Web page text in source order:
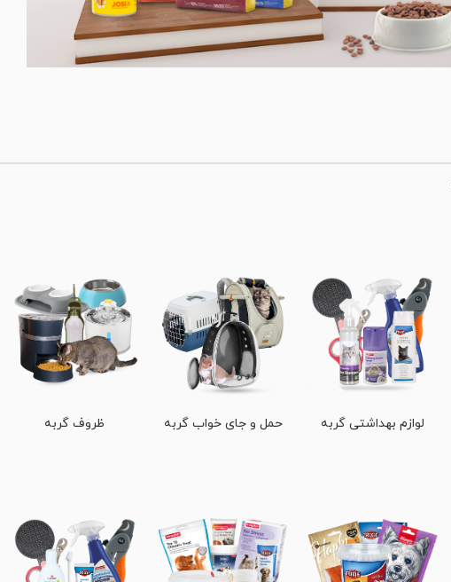
لوازم بهداشتی گربه حمل و جای خواب گربه ظروف گربه